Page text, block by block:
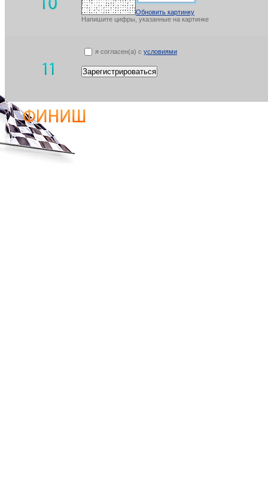
Обновить картинку
Напишите цифры, указанные на картинке
я согласен(а) с условиями
Зарегистрироваться